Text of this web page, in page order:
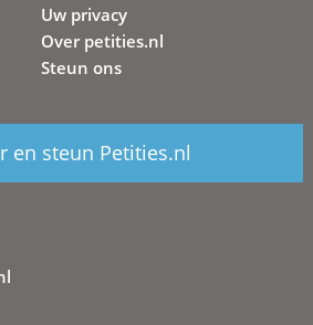
Uw privacy
Over petities.nl
Steun ons
en steun Petities.nl